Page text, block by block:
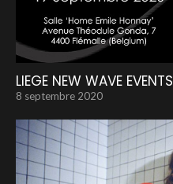
LIEGE NEW WAVE EVENTS
8 septembre 2020